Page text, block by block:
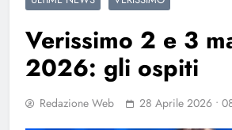
Verissimo 2 e 3
2026: gli ospiti
Redazione Web 28 Aprile 2026 •